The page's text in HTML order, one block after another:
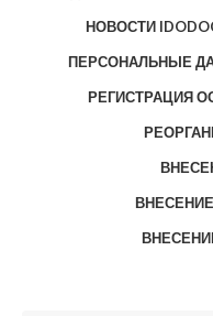
НОВОСТИ
ПЕРСОНАЛЬНЫЕ
РЕГИСТРАЦИЯ